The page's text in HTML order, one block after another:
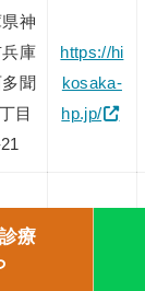
神
兵庫
多聞
目
https://hi
kosaka-
hp.jp/
療